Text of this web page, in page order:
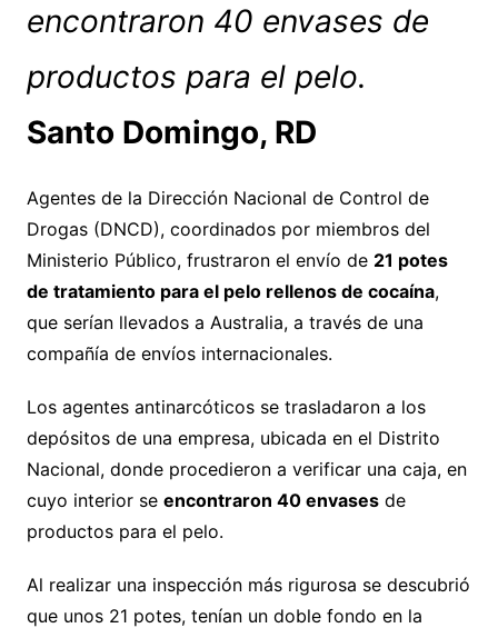
encontraron 40 envases de
productos para el pelo.
Santo Domingo, RD
Agentes de la Dirección Nacional de Control de
Drogas (DNCD), coordinados por miembros del
Ministerio Público, frustraron el envío de 21 potes
de tratamiento para el pelo rellenos de cocaína,
que serían llevados a Australia, a través de una
compañía de envíos internacionales.
Los agentes antinarcóticos se trasladaron a los
depósitos de una empresa, ubicada en el Distrito
Nacional, donde procedieron a verificar una caja, en
cuyo interior se encontraron 40 envasesde
productos para el pelo.
Al realizar una inspección más rigurosa se descubrió
que unos 21 potes, tenían un doble fondo en la